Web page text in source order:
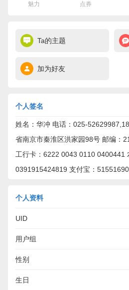
魅力 点券
Ta的主题
加为好友
个人签名
姓名：华冲 电话：025-
省南京市秦淮区洪家园98号 邮编：
工行卡：6222 0043 0110 0400441
0391915424819 支付宝：
个人资料
UID
用户组
性别
生日